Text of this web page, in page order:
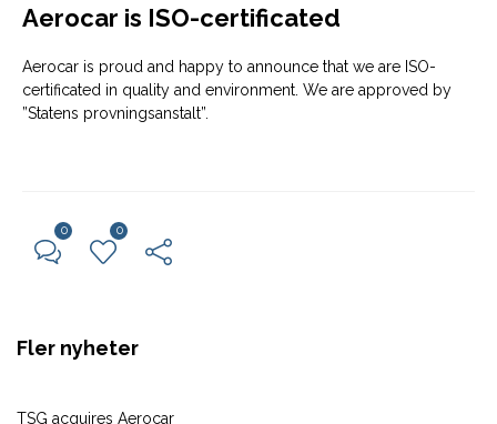
Aerocar is ISO-certificated
Aerocar is proud and happy to announce that we are ISO-
certificated in quality and environment. We are approved by
”Statens provningsanstalt”.
0 0
Fler nyheter
TSG acquires Aerocar